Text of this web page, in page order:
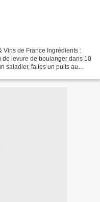
Vins de France Ingrédients :
de levure de boulanger dans 10
saladier, faites un puits au